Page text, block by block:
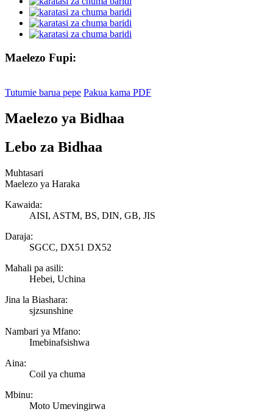
Maelezo Fupi:
Tutumie barua pepe Pakua kama PDF
Maelezo ya Bidhaa
Lebo za Bidhaa
Muhtasari
Maelezo ya Haraka
Kawaida:
AISI, ASTM, BS, DIN, GB, JIS
Daraja:
SGCC, DX51 DX52
Mahali pa asili:
Hebei, Uchina
Jina la Biashara:
sjzsunshine
Nambari ya Mfano:
Imebinafsishwa
Aina:
Coil ya chuma
Mbinu:
Moto Umevingirwa